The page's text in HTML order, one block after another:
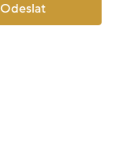
Odeslat